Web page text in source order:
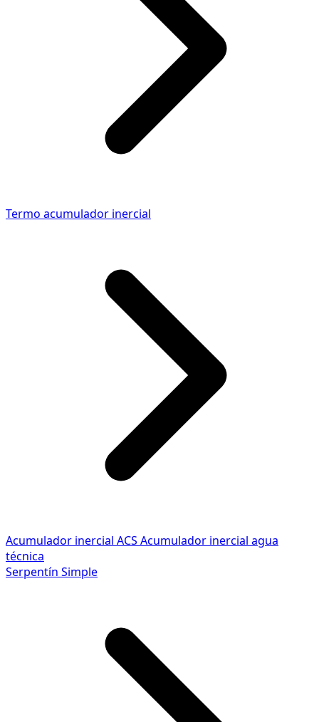
Termo acumulador inercial
Acumulador inercial ACS Acumulador inercial agua
técnica
Serpentín Simple